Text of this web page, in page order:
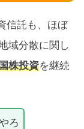
信託も、ほぼ
域分散に関し
株投資を継続
ろ